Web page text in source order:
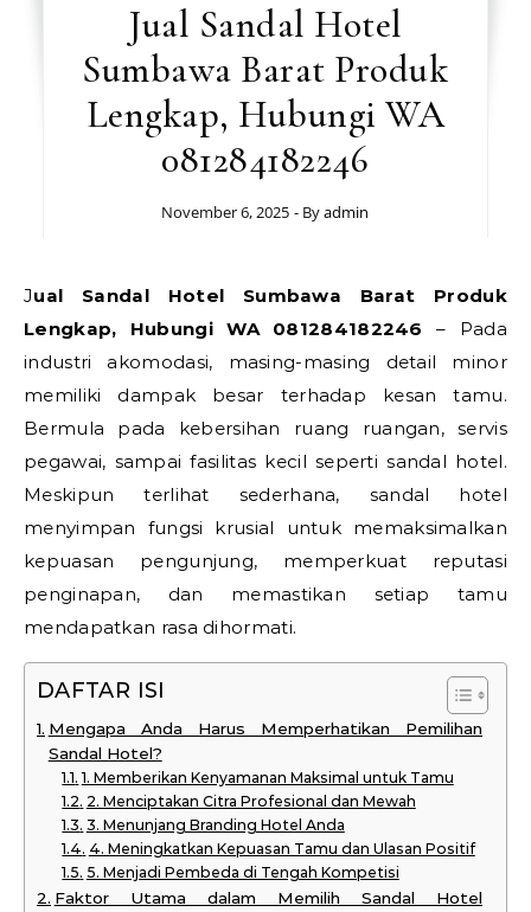
Jual Sandal Hotel
Sumbawa Barat Produk
Lengkap, Hubungi WA
081284182246
November 6, 2025 - Byadmin
Jual Sandal Hotel Sumbawa Barat Produk
Lengkap, Hubungi WA 081284182246 – Pada
industri akomodasi, masing-masing detail minor
memiliki dampak besar terhadap kesan tamu.
Bermula pada kebersihan ruang ruangan, servis
pegawai, sampai fasilitas kecil seperti sandal hotel.
Meskipun terlihat sederhana, sandal hotel
menyimpan fungsi krusial untuk memaksimalkan
kepuasan pengunjung, memperkuat reputasi
penginapan, dan memastikan setiap tamu
mendapatkan rasa dihormati.
DAFTAR ISI
Mengapa Anda Harus Memperhatikan Pemilihan
Sandal Hotel?
1. Memberikan Kenyamanan Maksimal untuk Tamu
2. Menciptakan Citra Profesional dan Mewah
3. Menunjang Branding Hotel Anda
4. Meningkatkan Kepuasan Tamu dan Ulasan Positif
5. Menjadi Pembeda di Tengah Kompetisi
Faktor Utama dalam Memilih Sandal Hotel